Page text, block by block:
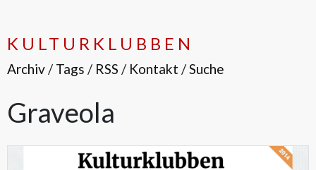
KULTURKLUBBEN
Archiv/ Tags / RSS / Kontakt /Suche
Graveola